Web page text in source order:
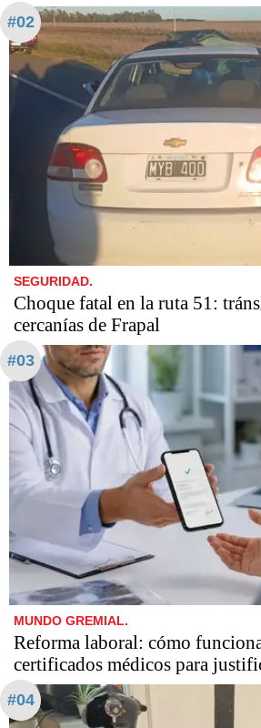
#02
SEGURIDAD.
Choque fatal en la ruta 51:
cercanías de Frapal
#03
MUNDO GREMIAL.
Reforma laboral: cómo
certificados médicos para
#04